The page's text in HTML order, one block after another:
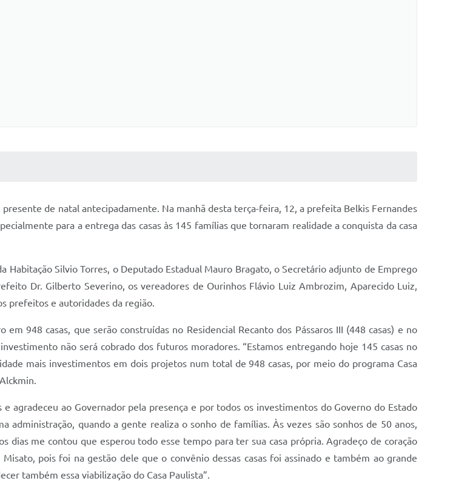
de natal antecipadamente. Na manhã desta terça-feira, 12, a prefeita Belkis Fernandes
para a entrega das casas às 145 famílias que tornaram realidade a conquista da casa
Habitação Silvio Torres, o Deputado Estadual Mauro Bragato, o Secretário adjunto de Emprego
Dr. Gilberto Severino, os vereadores de Ourinhos Flávio Luiz Ambrozim, Aparecido Luiz,
prefeitos e autoridades da região.
948 casas, que serão construídas no Residencial Recanto dos Pássaros III (448 casas) e no
não será cobrado dos futuros moradores. “Estamos entregando hoje 145 casas no
mais investimentos em dois projetos num total de 948 casas, por meio do programa Casa
agradeceu ao Governador pela presença e por todos os investimentos do Governo do Estado
administração, quando a gente realiza o sonho de famílias. Às vezes são sonhos de 50 anos,
dias me contou que esperou todo esse tempo para ter sua casa própria. Agradeço de coração
pois foi na gestão dele que o convênio dessas casas foi assinado e também ao grande
também essa viabilização do Casa Paulista”.